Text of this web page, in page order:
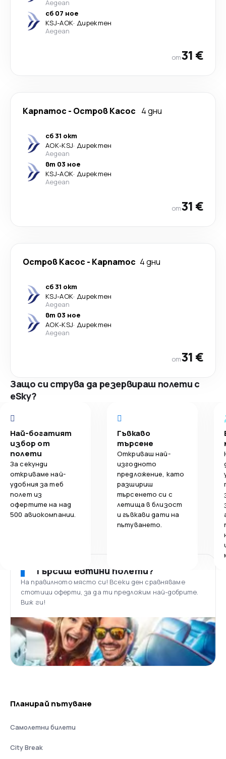
Aegean
сб 07 ное
KSJ-AOK· Директен
Aegean
от31 €
Карпатос - Остров Касос 4 дни
сб 31 окт
AOK-KSJ· Директен
Aegean
вт 03 ное
KSJ-AOK· Директен
Aegean
от31 €
Остров Касос - Карпатос 4 дни
сб 31 окт
KSJ-AOK· Директен
Aegean
вт 03 ное
AOK-KSJ· Директен
Aegean
от31 €
Защо си струва да резервираш полети с
eSky?
Най-богатият
избор от
полети
За секунди
откриваме най-
удобния за теб
полет из
офертите на над
500 авиокомпании.
Гъвкаво
търсене
Откриваш най-
изгодното
предложение, като
разшириш
търсенето си с
летища в близост
и гъвкави дати на
пътуването.
Търсиш евтини полети?
На правилното място си! Всеки ден сравняваме
стотици оферти, за да ти предложим най-добрите.
Виж ги!
Планирай пътуване
Самолетни билети
City Break